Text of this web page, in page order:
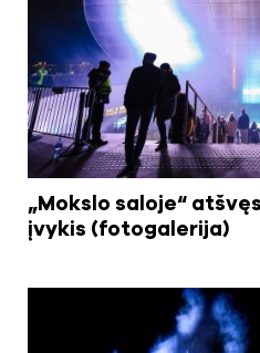
„Mokslo saloje“
įvykis (fotogalerija)